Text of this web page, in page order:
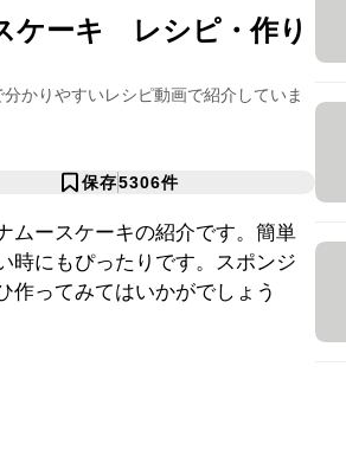
ケーキ レシピ・作り
分かりやすいレシピ動画で紹介していま
保存5306件
ムースケーキの紹介です。簡単
時にもぴったりです。スポンジ
作ってみてはいかがでしょう